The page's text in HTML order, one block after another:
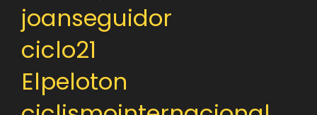
joanseguidor
ciclo21
Elpeloton